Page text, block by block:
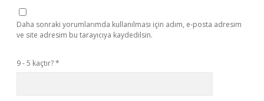
Daha sonraki yorumlarımda kullanılması için adım, e-posta adresim
ve site adresim bu tarayıcıya kaydedilsin.
9 - 5 kaçtır?*